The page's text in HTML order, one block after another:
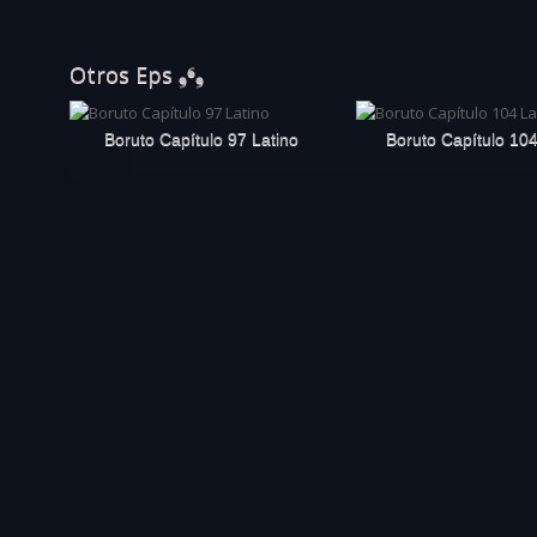
Otros Eps ❟❛❟
Boruto Capítulo 97 Latino Boruto Capítulo